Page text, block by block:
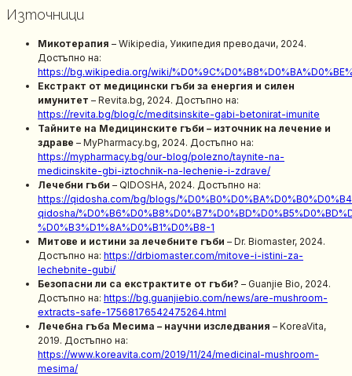
Източници
Микотерапия – Wikipedia, Уикипедия преводачи, 2024.
Достъпно на:
https://bg.wikipedia.org/wiki/
Екстракт от медицински гъби за енергия и силен
имунитет – Revita.bg, 2024. Достъпно на:
https://revita.bg/blog/c/meditsinskite-gabi-betonirat-imunite
Тайните на Медицинските гъби – източник на лечение и
здраве – MyPharmacy.bg, 2024. Достъпно на:
https://mypharmacy.bg/our-blog/polezno/taynite-na-
medicinskite-gbi-iztochnik-na-lechenie-i-zdrave/
Лечебни гъби – QIDOSHA, 2024. Достъпно на:
https://qidosha.com/bg/blogs/
qidosha/
%D0%B3%D1%8A%D0%B1%D0%B8-1
Митове и истини за лечебните гъби – Dr. Biomaster, 2024.
Достъпно на: https://drbiomaster.com/mitove-i-istini-za-
lechebnite-gubi/
Безопасни ли са екстрактите от гъби? – Guanjie Bio, 2024.
Достъпно на: https://bg.guanjiebio.com/news/are-mushroom-
extracts-safe-17568176542475264.html
Лечебна гъба Месима – научни изследвания – KoreaVita,
2019. Достъпно на:
https://www.koreavita.com/2019/11/24/medicinal-mushroom-
mesima/